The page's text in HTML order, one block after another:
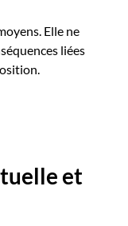
Elle ne
liées
et